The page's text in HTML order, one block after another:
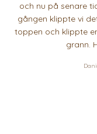
och nu på senare
gången klippte vi
toppen och klippte
grann.